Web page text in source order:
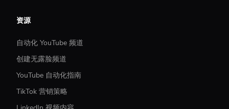
资源
自动化 YouTube 频道
创建无露脸频道
YouTube 自动化指南
TikTok 营销策略